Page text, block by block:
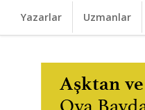
Yazarlar Uzmanlar